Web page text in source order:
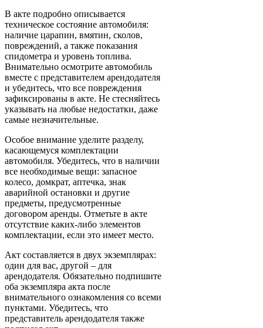
В акте подробно описывается
техническое состояние автомобиля:
наличие царапин, вмятин, сколов,
повреждений, а также показания
спидометра и уровень топлива.
Внимательно осмотрите автомобиль
вместе с представителем арендодателя
и убедитесь, что все повреждения
зафиксированы в акте. Не стесняйтесь
указывать на любые недостатки, даже
самые незначительные.
Особое внимание уделите разделу,
касающемуся комплектации
автомобиля. Убедитесь, что в наличии
все необходимые вещи: запасное
колесо, домкрат, аптечка, знак
аварийной остановки и другие
предметы, предусмотренные
договором аренды. Отметьте в акте
отсутствие каких-либо элементов
комплектации, если это имеет место.
Акт составляется в двух экземплярах:
один для вас, другой – для
арендодателя. Обязательно подпишите
оба экземпляра акта после
внимательного ознакомления со всеми
пунктами. Убедитесь, что
представитель арендодателя также